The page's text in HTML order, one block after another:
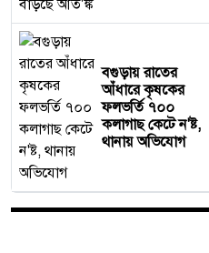
বগুড়ায় রাতের
আঁধারে কৃষকের
ফলভর্তি ৭০০
কলাগাছ কেটে ন'ষ্ট,
থানায় অভিযোগ